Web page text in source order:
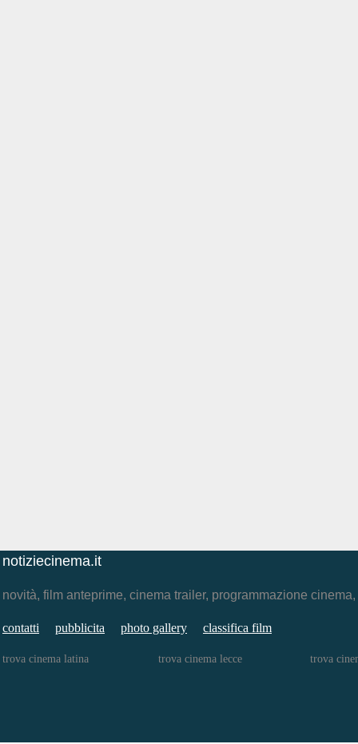
notiziecinema.it
novità, film anteprime, cinema trailer, programmazione
contatti pubblicita photo gallery classifica film
trova cinema latina trova cinema lecce trova